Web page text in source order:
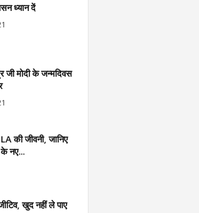
ध्यान दें
जी मोदी के जन्मदिवस
की जीवनी, जानिए
नए...
खुद नहीं ले पाए